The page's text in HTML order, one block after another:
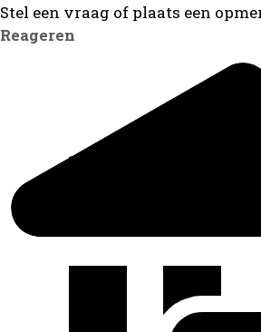
Stel een vraag of plaats een
Reageren